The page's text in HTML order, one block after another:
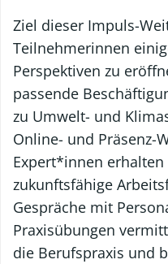
Ziel dieser Impuls-
Teilnehmerinnen
Perspektiven zu
passende
zu Umwelt- und
Online- und Präsenz-
Expert*innen
zukunftsfähige
Gespräche mit
Praxisübungen
die Berufspraxis und